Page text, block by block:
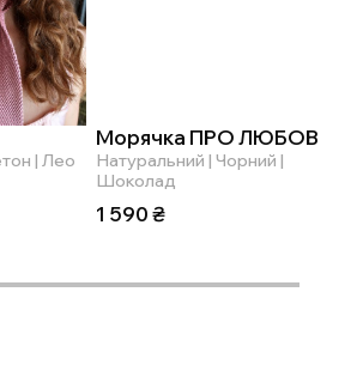
| Лео
Морячка ПРО ЛЮБОВ
Натуральний | Чорний |
Шоколад
1 590₴